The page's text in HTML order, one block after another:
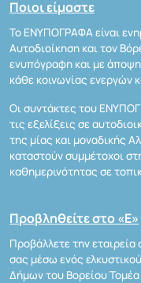
Ποιοι είμαστε
Το ΕΝΥΠΟΓΡΑΦΑ είναι
Αυτοδιοίκηση και τον
ενυπόγραφη και με άποψη
κάθε κοινωνίας ενεργών
Οι συντάκτες του
τις εξελίξεις σε
της μίας και μοναδικής
καταστούν συμμέτοχοι
καθημερινότητας σε
Προβληθείτε στο «Ε»
Προβάλλετε την εταιρεία
σας μέσω ενός
Δήμων του Βορείου Τομέα